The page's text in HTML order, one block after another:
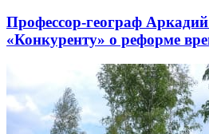
Профессор-географ
«Конкуренту» о реформе